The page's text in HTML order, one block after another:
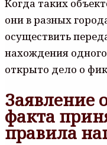
Когда таких
они в разных
осуществить
нахождения
открыто дело о
Заявление
факта
правила